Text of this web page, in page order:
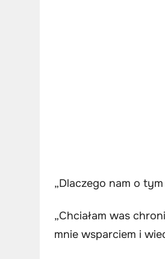
„Dlaczego nam o
„Chciałam was
mnie wsparciem i